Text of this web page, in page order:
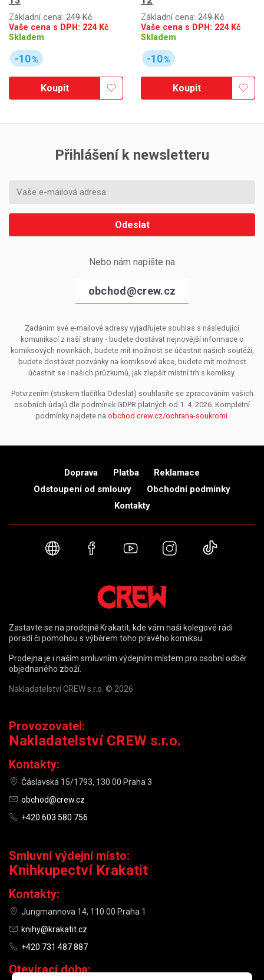
Základní cena: 249 Kč
Vaše cena s DPH: 224Kč
Skladem
-10%
Koupit
Základní cena: 249 Kč
Vaše cena s DPH: 224Kč
Skladem
-10%
Koupit
Přihlášení k newsletteru
Odeslat
Nebo nám napište na
obchod@crew.cz
Zadáním své e-mailové adresy vyjadřujete souhlas s následující
komunikací z naší strany - budete dostávat nejnovější informace o
komiksových novinkách, budete mít možnost se účastnit našich soutěží,
budete dostávat pozvánky na komiksové akce, budete mít možnost
účastnit se i našich průzkumů, jak zlepšit místní trh s komiksy.
Potvrzením (stiskem tlačítka Odeslat) souhlasíte se zpracováním vašich
osobních údajů dle podmínek GDPR platných od 1. 4. 2026. Kompletní
podmínky najdete na obchod.crew.cz/ochrana-soukromi.
Doprava Platba
Reklamace
Odstoupení od smlouvy
Obchodní podmínky
Kontakty
Webové stránky
FacebookYouTubeInstagram
Zastavte se na prodejně Krakatit, kde vám naši kolegové rádi
poradí či pomohou s výběrem toho pravého komiksu.
Prodejna je i naším smluvním výdejním místem pro osobní odběr
objednaného zboží.
Nakladatelství CREW s.r.o. © 2026
Provozovatel:
Nakladatelství CREW s.r.o.
Kontakty:
Čáslavská 15/1793, 130 00 Praha 3
obchod@crew.cz
+420 603 580 756
Smluvní výdejní místo:
Knihkupectví Krakatit
Kontakty:
Jungmannova 14, 110 00 Praha 1
knihy@krakatit.cz
+420 731 487 887
Otevírací doba: